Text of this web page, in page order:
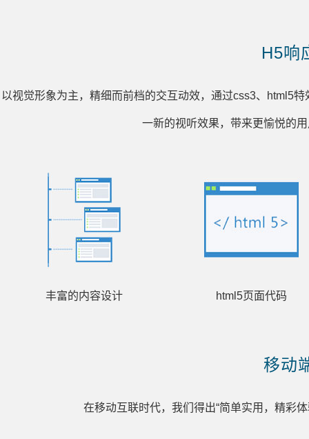
H5响
以视觉形象为主，精细而前档的交互动效，通过css3、html5
一新的视听效果，带来更愉悦的
丰富的内容设计 html5页面代码
移动
在移动互联时代，我们得出“简单实用，精彩